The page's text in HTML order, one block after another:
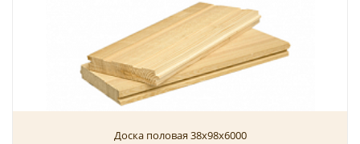
Доска половая 38х98х6000